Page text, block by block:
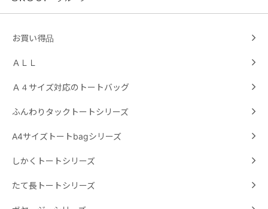
お買い得品
ＡＬＬ
Ａ４サイズ対応のトートバッグ
ふんわりタックトートシリーズ
A4サイズトートbagシリーズ
しかくトートシリーズ
たて長トートシリーズ